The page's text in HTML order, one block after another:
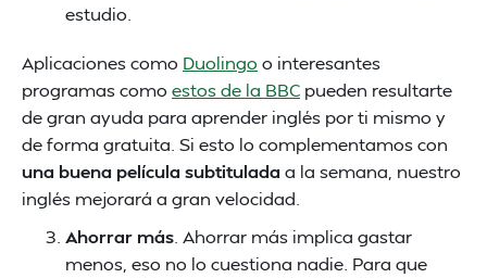
estudio.
Aplicaciones como Duolingo o interesantes
programas como estos de la BBC pueden resultarte
de gran ayuda para aprender inglés por ti mismo y
de forma gratuita. Si esto lo complementamos con
una buena película subtitulada a la semana, nuestro
inglés mejorará a gran velocidad.
Ahorrar más. Ahorrar más implica gastar
menos, eso no lo cuestiona nadie. Para que